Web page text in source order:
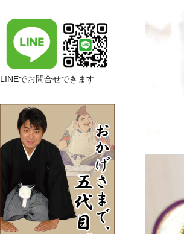
LINEでお問合せできます